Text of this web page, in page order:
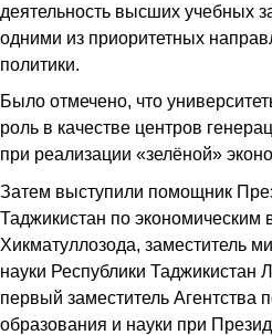
деятельность высших учебных
одними из приоритетных
политики.
Было отмечено, что
роль в качестве центров
при реализации «зелёной»
Затем выступили помощник
Таджикистан по
Хикматуллозода, заместитель
науки Республики Таджикистан
первый заместитель Агентства
образования и науки при